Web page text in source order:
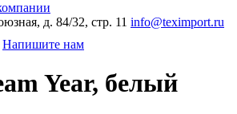
д. 84/32, стр. 11 info@teximport.ru
Напишите нам
Year, белый